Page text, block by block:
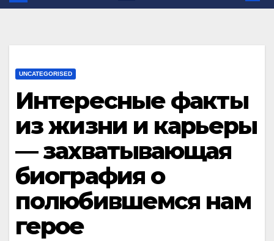
UNCATEGORISED
Интересные факты
из жизни и карьеры
— захватывающая
биография о
полюбившемся нам
герое